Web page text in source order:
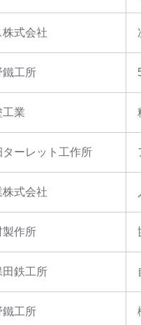
式会社
鐵工所
工業
ーレット工作所
式会社
製作所
田鉄工所
鐵工所